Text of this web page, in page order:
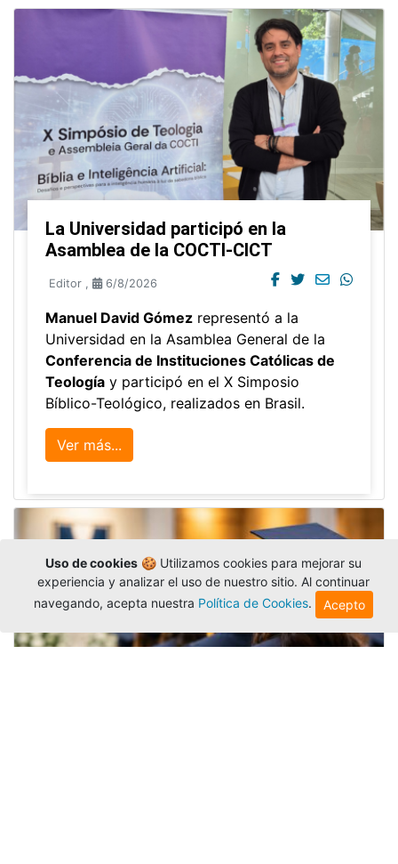
La Universidad participó en la
Asamblea de la COCTI-CICT
Editor , 6/8/2026
Manuel David Gómez representó a la
Universidad en la Asamblea General de la
Conferencia de Instituciones Católicas de
Teología y participó en el X Simposio
Bíblico-Teológico, realizados en Brasil.
Ver más...
Uso de cookies🍪 Utilizamos cookies para mejorar su
experiencia y analizar el uso de nuestro sitio. Al continuar
navegando, acepta nuestra Política de Cookies. Acepto